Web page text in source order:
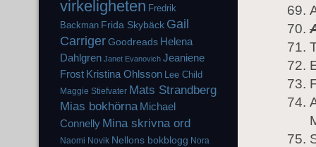
virkeligheten Fredrik
Backman Frida Skybäck Gail
CarrigerGoodreads Helena
Dahlgren Janet Evanovich Jeaniene
Frost Kristina Ohlsson Lee Child
Maggie Stiefvater Mats Strandberg
Mias bokhörna Michael
Connelly Mina skrivna ord
Naomi Novik Nellons bokblogg Nora